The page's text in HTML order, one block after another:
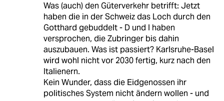
Was (auch) den Güterverkehr betrifft: Jetzt
haben die in der Schweiz das Loch durch den
Gotthard gebuddelt - D und I haben
versprochen, die Zubringer bis dahin
auszubauen. Was ist passiert? Karlsruhe-Basel
wird wohl nicht vor 2030 fertig, kurz nach den
Italienern.
Kein Wunder, dass die Eidgenossen ihr
politisches System nicht ändern wollen - und